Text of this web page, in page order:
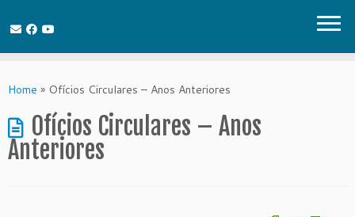
toHome » Ofícios Circulares – Anos Anteriores
Ofícios Circulares – Anos
Anteriores